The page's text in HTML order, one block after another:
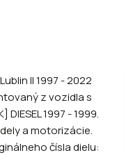
II 1997 - 2022
z vozidla s
1997 - 1999.
a motorizácie.
čísla dielu: